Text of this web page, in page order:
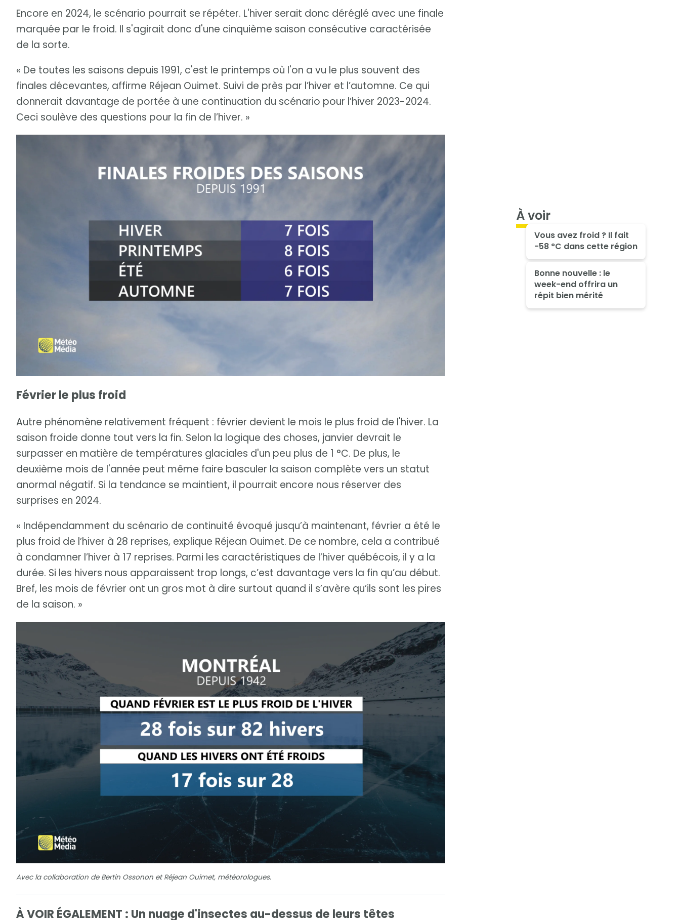
Encore en 2024, le scénario pourrait se répéter. L'hiver serait donc déréglé avec une finale
marquée par le froid. Il s'agirait donc d'une cinquième saison consécutive caractérisée
de la sorte.
« De toutes les saisons depuis 1991, c'est le printemps où l'on a vu le plus souvent des
finales décevantes, affirme Réjean Ouimet. Suivi de près par l’hiver et l’automne. Ce qui
donnerait davantage de portée à une continuation du scénario pour l’hiver 2023-2024.
Ceci soulève des questions pour la fin de l’hiver. »
Février le plus froid
Autre phénomène relativement fréquent : février devient le mois le plus froid de l'hiver. La
saison froide donne tout vers la fin. Selon la logique des choses, janvier devrait le
surpasser en matière de températures glaciales d'un peu plus de 1 °C. De plus, le
deuxième mois de l'année peut même faire basculer la saison complète vers un statut
anormal négatif. Si la tendance se maintient, il pourrait encore nous réserver des
surprises en 2024.
« Indépendamment du scénario de continuité évoqué jusqu’à maintenant, février a été le
plus froid de l’hiver à 28 reprises, explique Réjean Ouimet. De ce nombre, cela a contribué
à condamner l’hiver à 17 reprises. Parmi les caractéristiques de l’hiver québécois, il y a la
durée. Si les hivers nous apparaissent trop longs, c’est davantage vers la fin qu’au début.
Bref, les mois de février ont un gros mot à dire surtout quand il s’avère qu’ils sont les pires
de la saison. »
Avec la collaboration de Bertin Ossonon et Réjean Ouimet, météorologues.
À VOIR ÉGALEMENT : Un nuage d'insectes au-dessus de leurs têtes
À voir
Vous avez froid ? Il fait
-58 °C dans cette région
Bonne nouvelle : le
week-end offrira un
répit bien mérité